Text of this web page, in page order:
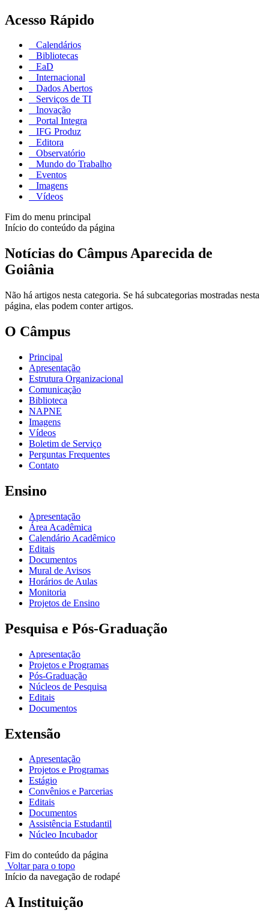
Acesso Rápido
Calendários
Bibliotecas
EaD
Internacional
Dados Abertos
Serviços de TI
Inovação
Portal Integra
IFG Produz
Editora
Observatório
Mundo do Trabalho
Eventos
Imagens
Vídeos
Fim do menu principal
Início do conteúdo da página
Notícias do Câmpus Aparecida de
Goiânia
Não há artigos nesta categoria. Se há subcategorias mostradas nesta
página, elas podem conter artigos.
O Câmpus
Principal
Apresentação
Estrutura Organizacional
Comunicação
Biblioteca
NAPNE
Imagens
Vídeos
Boletim de Serviço
Perguntas Frequentes
Contato
Ensino
Apresentação
Área Acadêmica
Calendário Acadêmico
Editais
Documentos
Mural de Avisos
Horários de Aulas
Monitoria
Projetos de Ensino
Pesquisa e Pós-Graduação
Apresentação
Projetos e Programas
Pós-Graduação
Núcleos de Pesquisa
Editais
Documentos
Extensão
Apresentação
Projetos e Programas
Estágio
Convênios e Parcerias
Editais
Documentos
Assistência Estudantil
Núcleo Incubador
Fim do conteúdo da página
Voltar para o topo
Início da navegação de rodapé
A Instituição